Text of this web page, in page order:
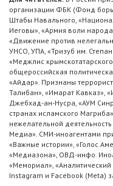
организации ФБК (Фонд
Штабы Навального,
Иеговы», «Армия воли
«Движение против
УНСО, УПА, «Тризуб им.
«Меджлис
общероссийская
«Айдар». Признаны
Талибан», «Имарат Кавказ»,
Джебхад-ан-Нусра, «АУМ
странах исламского
нежелательной
Медиа». СМИ-иноагентами
«Важные истории», «Голос
«Медиазона», ОВД-инфо.
«Мемориал»,
Instagram и Facebook (Metа)